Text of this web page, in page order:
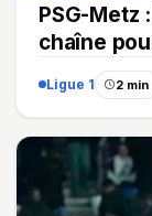
PSG-Metz
chaîne
Ligue 1 2 min